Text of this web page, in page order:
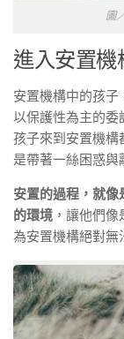
圖
進入安置機
安置機構中的孩子
以保護性為主的委
孩子來到安置機構
是帶著一絲困惑與
安置的過程，就像
的環境 ，讓他們
為安置機構絕對無